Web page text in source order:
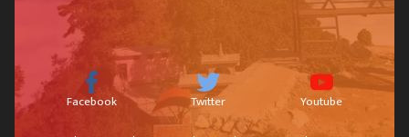
Facebook Twitter Youtube